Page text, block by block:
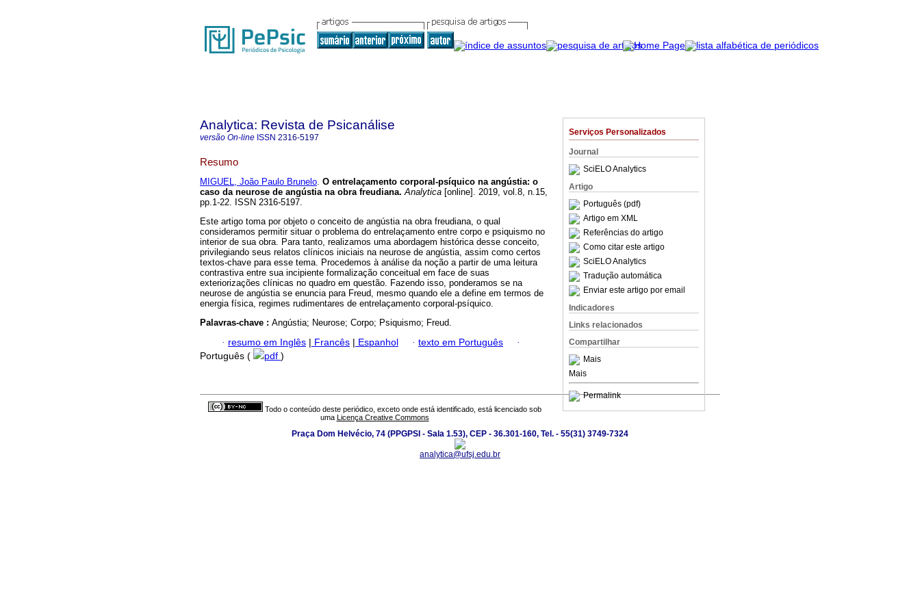
Serviços Personalizados
Journal
SciELO Analytics
Artigo
Português (pdf)
Artigo em XML
Referências do artigo
Como citar este artigo
SciELO Analytics
Tradução automática
Enviar este artigo por email
Indicadores
Links relacionados
Compartilhar
Mais
Mais
Permalink
Analytica: Revista de Psicanálise
versão On-line ISSN 2316-5197
Resumo
MIGUEL, João Paulo Brunelo. O entrelaçamento corporal-psíquico na angústia: o
caso da neurose de angústia na obra freudiana. Analytica [online]. 2019, vol.8, n.15,
pp.1-22. ISSN 2316-5197.
Este artigo toma por objeto o conceito de angústia na obra freudiana, o qual
consideramos permitir situar o problema do entrelaçamento entre corpo e psiquismo no
interior de sua obra. Para tanto, realizamos uma abordagem histórica desse conceito,
privilegiando seus relatos clínicos iniciais na neurose de angústia, assim como certos
textos-chave para esse tema. Procedemos à análise da noção a partir de uma leitura
contrastiva entre sua incipiente formalização conceitual em face de suas
exteriorizações clínicas no quadro em questão. Fazendo isso, ponderamos se na
neurose de angústia se enuncia para Freud, mesmo quando ele a define em termos de
energia física, regimes rudimentares de entrelaçamento corporal-psíquico.
Palavras-chave : Angústia; Neurose; Corpo; Psiquismo; Freud.
· resumo em Inglês | Francês | Espanhol · texto em Português
·
Português (
pdf )
Todo o conteúdo deste periódico, exceto onde está identificado, está licenciado sob
uma Licença Creative Commons
Praça Dom Helvécio, 74 (PPGPSI - Sala 1.53), CEP - 36.301-160, Tel. - 55(31) 3749-7324
analytica@ufsj.edu.br